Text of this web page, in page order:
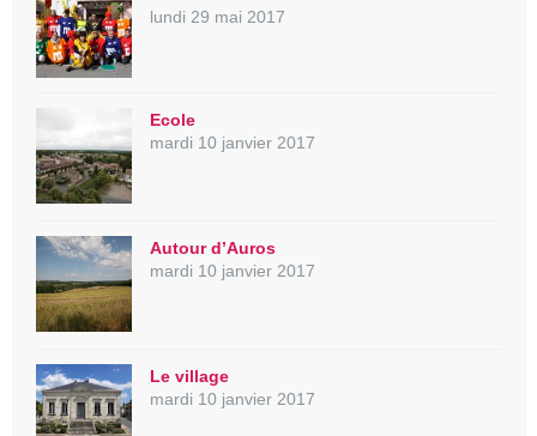
lundi 29 mai 2017
Ecole
mardi 10 janvier 2017
Autour d’Auros
mardi 10 janvier 2017
Le village
mardi 10 janvier 2017